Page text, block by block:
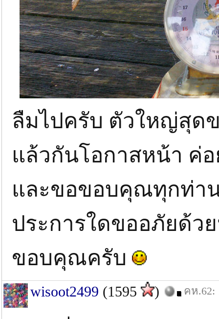
ลืมไปครับ ตัวใหญ่สุด
แล้วกันโอกาสหน้า ค่
และขอขอบคุณทุกท่า
ประการใดขออภัยด้ว
ขอบคุณครับ
wisoot2499 (1595 ) คห.62: